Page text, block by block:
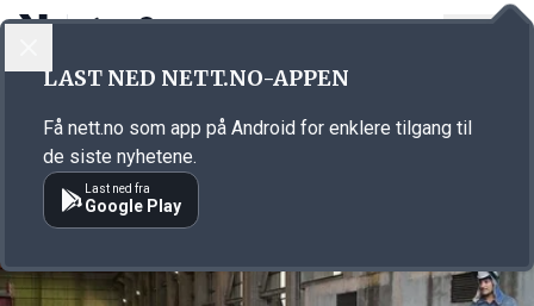
Annonsørinnhold
LAST NED NETT.NO-APPEN
Få nett.no som app på Android for enklere tilgang til
de siste nyhetene.
Last ned fra
Google Play